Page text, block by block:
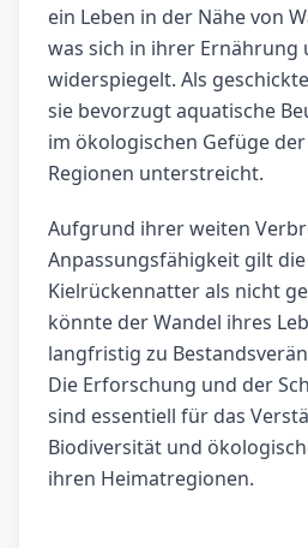
ein Leben in der Nähe von
was sich in ihrer Ernährung
widerspiegelt. Als
sie bevorzugt aquatische
im ökologischen Gefüge
Regionen unterstreicht.
Aufgrund ihrer weiten
Anpassungsfähigkeit gilt
Kielrückennatter als nicht
könnte der Wandel ihres
langfristig zu
Die Erforschung und der
sind essentiell für das
Biodiversität und
ihren Heimatregionen.